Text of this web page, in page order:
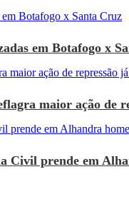
em Botafogo x
maior ação de
Civil prende em